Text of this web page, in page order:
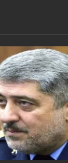
الايراني العميد
دفاعًا عن الشعب